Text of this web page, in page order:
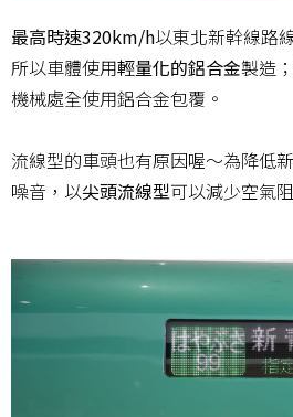
最高時速320km/h以東北新幹線路
所以車體使用輕量化的鋁合金製造
機械處全使用鋁合金包覆。
流線型的車頭也有原因喔～為降低
噪音，以尖頭流線型可以減少空氣